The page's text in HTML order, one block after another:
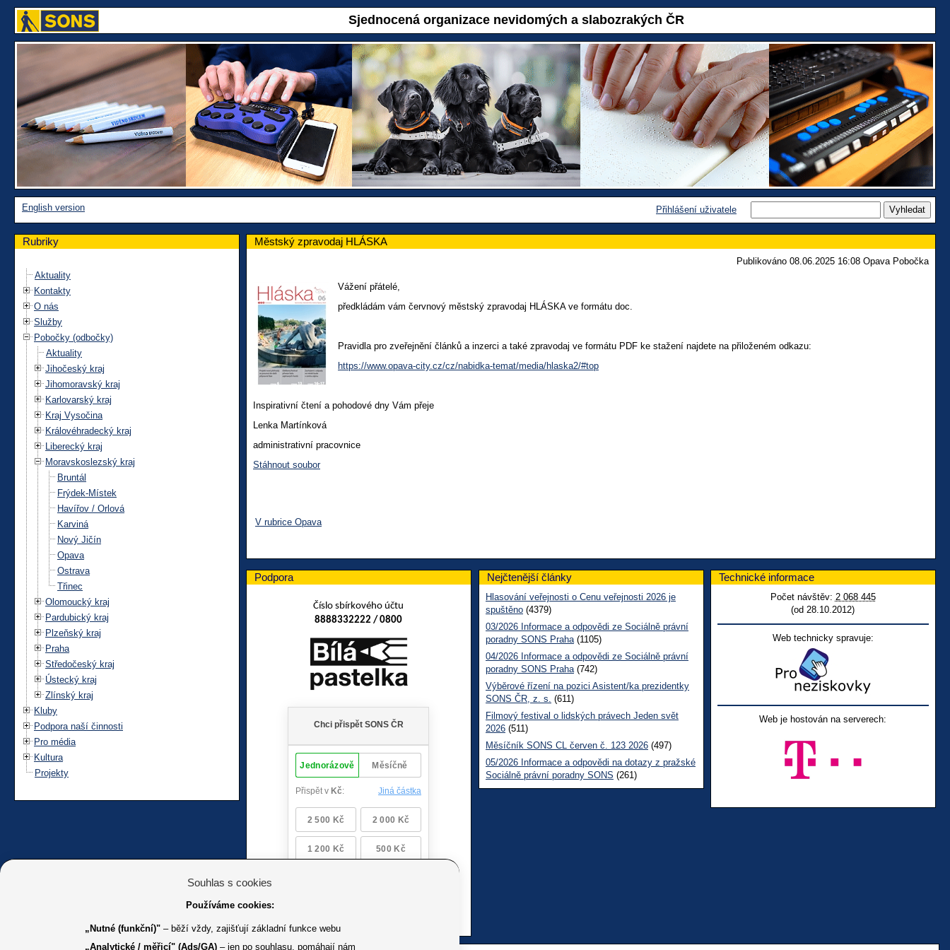
Sjednocená organizace nevidomých a slabozrakých ČR
English version Přihlášení uživatele
Rubriky
Aktuality
Kontakty
O nás
Služby
Pobočky (odbočky)
Aktuality
Jihočeský kraj
Jihomoravský kraj
Karlovarský kraj
Kraj Vysočina
Královéhradecký kraj
Liberecký kraj
Moravskoslezský kraj
Bruntál
Frýdek-Místek
Havířov / Orlová
Karviná
Nový Jičín
Opava
Ostrava
Třinec
Olomoucký kraj
Pardubický kraj
Plzeňský kraj
Praha
Středočeský kraj
Ústecký kraj
Zlínský kraj
Kluby
Podpora naší činnosti
Pro média
Kultura
Projekty
Městský zpravodaj HLÁSKA
Publikováno 08.06.2025 16:08 Opava Pobočka
Vážení přátelé,
předkládám vám červnový městský zpravodaj HLÁSKA ve formátu doc.
Pravidla pro zveřejnění článků a inzerci a také zpravodaj ve formátu PDF ke stažení najdete na přiloženém odkazu:
https://www.opava-city.cz/cz/nabidka-temat/media/hlaska2/#top
Inspirativní čtení a pohodové dny Vám přeje
Lenka Martínková
administrativní pracovnice
Stáhnout soubor
V rubrice Opava
Podpora
Číslo sbírkového účtu
8888332222 / 0800
Nejčtenější články
Hlasování veřejnosti o Cenu veřejnosti 2026 je
spuštěno (4379)
03/2026 Informace a odpovědi ze Sociálně právní
poradny SONS Praha (1105)
04/2026 Informace a odpovědi ze Sociálně právní
poradny SONS Praha (742)
Výběrové řízení na pozici Asistent/ka prezidentky
SONS ČR, z. s. (611)
Filmový festival o lidských právech Jeden svět
2026 (511)
Měsíčník SONS CL červen č. 123 2026 (497)
05/2026 Informace a odpovědi na dotazy z pražské
Sociálně právní poradny SONS (261)
Technické informace
Počet návštěv: 2 068 445
(od 28.10.2012)
Web technicky spravuje:
Web je hostován na serverech:
Souhlas s cookies
Používáme cookies:
„Nutné (funkční)" – běží vždy, zajišťují základní funkce webu
„Analytické / měřicí" (Ads/GA) – jen po souhlasu, pomáhají nám